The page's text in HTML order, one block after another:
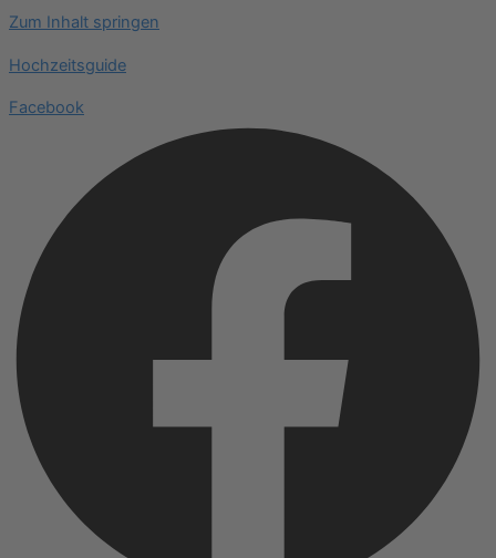
Zum Inhalt springen
Hochzeitsguide
Facebook